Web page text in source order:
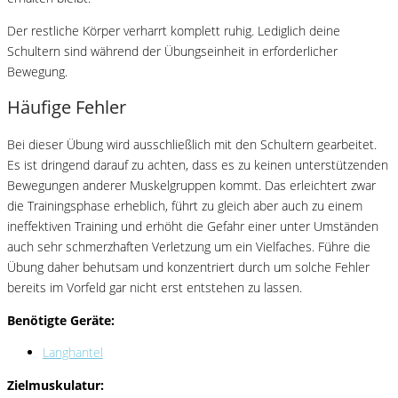
Der restliche Körper verharrt komplett ruhig. Lediglich deine
Schultern sind während der Übungseinheit in erforderlicher
Bewegung.
Häufige Fehler
Bei dieser Übung wird ausschließlich mit den Schultern gearbeitet.
Es ist dringend darauf zu achten, dass es zu keinen unterstützenden
Bewegungen anderer Muskelgruppen kommt. Das erleichtert zwar
die Trainingsphase erheblich, führt zu gleich aber auch zu einem
ineffektiven Training und erhöht die Gefahr einer unter Umständen
auch sehr schmerzhaften Verletzung um ein Vielfaches. Führe die
Übung daher behutsam und konzentriert durch um solche Fehler
bereits im Vorfeld gar nicht erst entstehen zu lassen.
Benötigte Geräte:
Langhantel
Zielmuskulatur: